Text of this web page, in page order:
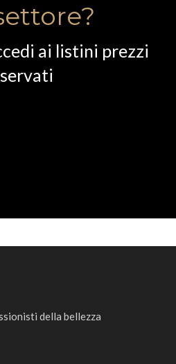
ai listini prezzi
della bellezza